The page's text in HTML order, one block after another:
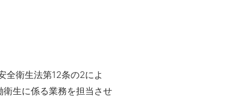
全衛生法第12条の2によ
生に係る業務を担当させ